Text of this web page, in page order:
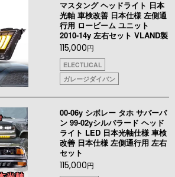
マスタング ヘッドライト 日本
光軸 車検改善 日本仕様 左側通
行用 ロービーム ユニット
2010-14y 左右セット VLAND製
115,000円
ELECTLICAL
ガレージダイバン
00-06y シボレー タホ サバーバ
ン 99-02yシルバラード ヘッド
ライト LED 日本光軸仕様 車検
改善 日本仕様 左側通行用 左右
セット
115,000円